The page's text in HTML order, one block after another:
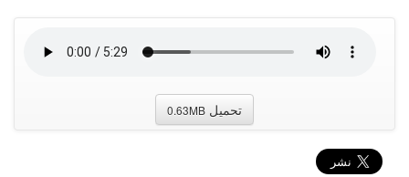
تحميل 0.63MB